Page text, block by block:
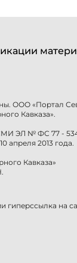
ООО «Портал
Кавказа».
ЭЛ № ФС 77 -
апреля 2013 года.
Кавказа»
гиперссылка на